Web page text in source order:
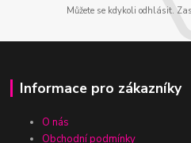
Můžete se kdykoli odhlásit.
Informace pro zákazníky
O nás
Obchodní podmínky